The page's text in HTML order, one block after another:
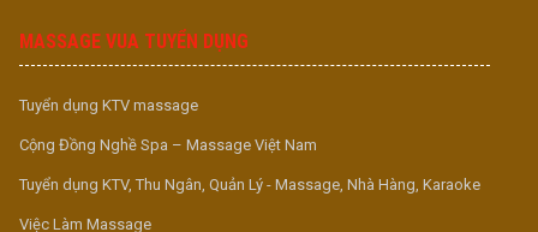
MASSAGE VUA TUYỂN DỤNG
Tuyển dụng KTV massage
Cộng Đồng Nghề Spa – Massage Việt Nam
Tuyển dụng KTV, Thu Ngân, Quản Lý - Massage, Nhà Hàng, Karaoke
Việc Làm Massage